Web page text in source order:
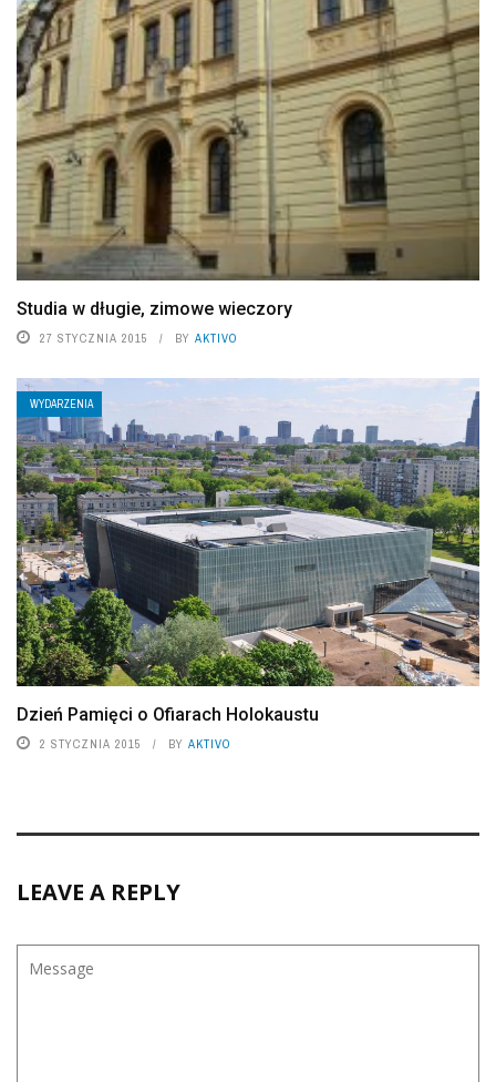
Studia w długie, zimowe wieczory
27 STYCZNIA 2015 BY AKTIVO
WYDARZENIA
Dzień Pamięci o Ofiarach Holokaustu
2 STYCZNIA 2015 BY AKTIVO
LEAVE A REPLY